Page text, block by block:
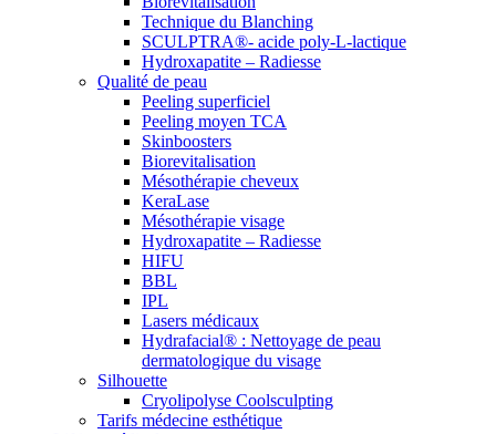
Technique du Blanching
SCULPTRA®- acide poly-L-lactique
Hydroxapatite – Radiesse
Qualité de peau
Peeling superficiel
Peeling moyen TCA
Skinboosters
Biorevitalisation
Mésothérapie cheveux
KeraLase
Mésothérapie visage
Hydroxapatite – Radiesse
HIFU
BBL
IPL
Lasers médicaux
Hydrafacial® : Nettoyage de peau
dermatologique du visage
Silhouette
Cryolipolyse Coolsculpting
Tarifs médecine esthétique